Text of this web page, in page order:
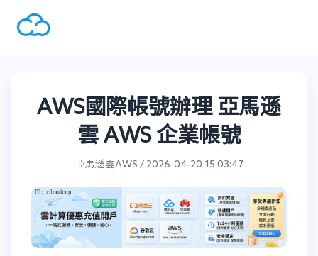
AWS國際帳號辦理 亞馬遜
雲 AWS 企業帳號
亞馬遜雲AWS / 2026-04-20 15:03:47